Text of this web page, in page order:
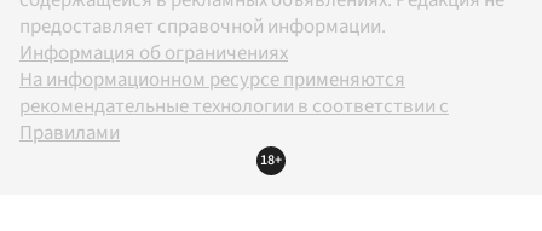
предоставляет справочной информации.
Информация об ограничениях
На информационном ресурсе применяются
рекомендательные технологии в соответствии с
Правилами
18+